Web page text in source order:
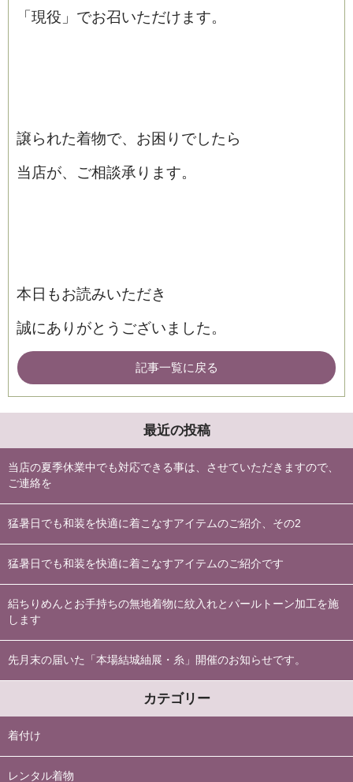
「現役」でお召いただけます。
譲られた着物で、お困りでしたら
当店が、ご相談承ります。
本日もお読みいただき
誠にありがとうございました。
記事一覧に戻る
最近の投稿
当店の夏季休業中でも対応できる事は、させていただきますので、
ご連絡を
猛暑日でも和装を快適に着こなすアイテムのご紹介、その2
猛暑日でも和装を快適に着こなすアイテムのご紹介です
絽ちりめんとお手持ちの無地着物に紋入れとパールトーン加工を施
します
先月末の届いた「本場結城紬展・糸」開催のお知らせです。
カテゴリー
着付け
レンタル着物